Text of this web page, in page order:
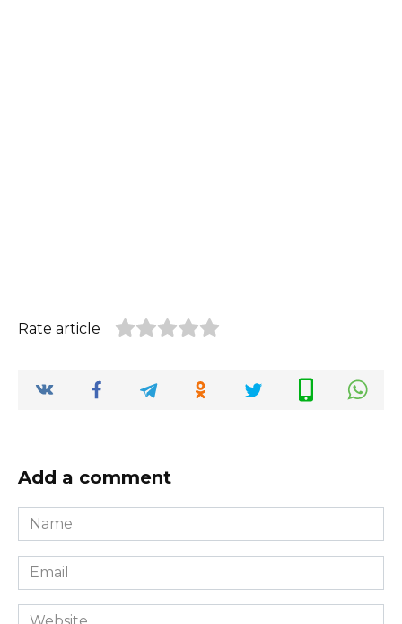
Rate article
Add a comment
Name
*
Email
*
Website